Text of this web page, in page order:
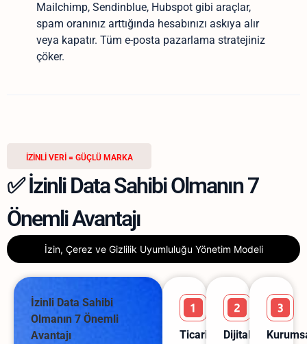
Mailchimp, Sendinblue, Hubspot gibi araçlar,
spam oranınız arttığında hesabınızı askıya alır
veya kapatır. Tüm e-posta pazarlama stratejiniz
çöker.
İZINLI VERI = GÜÇLÜ MARKA
✅ İzinli Data Sahibi Olmanın 7
Önemli Avantajı
İzin, Çerez ve Gizlilik Uyumluluğu Yönetim Modeli
İzinli Data Sahibi
Olmanın 7 Önemli
Avantajı
Ticari
Dijital